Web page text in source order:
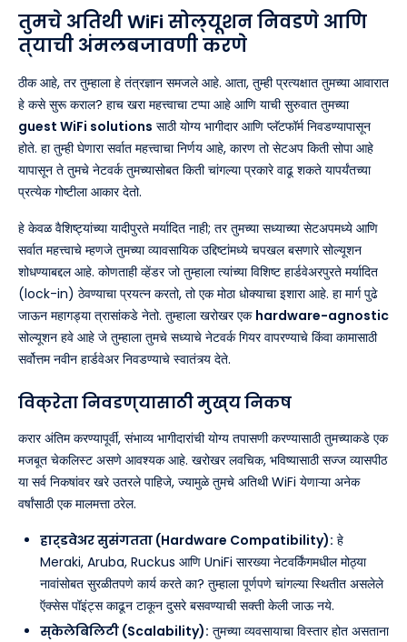
तुमचे अतिथी WiFi सोल्यूशन निवडणे आणि
त्याची अंमलबजावणी करणे
ठीक आहे, तर तुम्हाला हे तंत्रज्ञान समजले आहे. आता, तुम्ही प्रत्यक्षात तुमच्या आवारात
हे कसे सुरू कराल? हाच खरा महत्त्वाचा टप्पा आहे आणि याची सुरुवात तुमच्या
guest WiFi solutions साठी योग्य भागीदार आणि प्लॅटफॉर्म निवडण्यापासून
होते. हा तुम्ही घेणारा सर्वात महत्त्वाचा निर्णय आहे, कारण तो सेटअप किती सोपा आहे
यापासून ते तुमचे नेटवर्क तुमच्यासोबत किती चांगल्या प्रकारे वाढू शकते यापर्यंतच्या
प्रत्येक गोष्टीला आकार देतो.
हे केवळ वैशिष्ट्यांच्या यादीपुरते मर्यादित नाही; तर तुमच्या सध्याच्या सेटअपमध्ये आणि
सर्वात महत्त्वाचे म्हणजे तुमच्या व्यावसायिक उद्दिष्टांमध्ये चपखल बसणारे सोल्यूशन
शोधण्याबद्दल आहे. कोणताही व्हेंडर जो तुम्हाला त्यांच्या विशिष्ट हार्डवेअरपुरते मर्यादित
(lock-in) ठेवण्याचा प्रयत्न करतो, तो एक मोठा धोक्याचा इशारा आहे. हा मार्ग पुढे
जाऊन महागड्या त्रासांकडे नेतो. तुम्हाला खरोखर एक hardware-agnostic
सोल्यूशन हवे आहे जे तुम्हाला तुमचे सध्याचे नेटवर्क गियर वापरण्याचे किंवा कामासाठी
सर्वोत्तम नवीन हार्डवेअर निवडण्याचे स्वातंत्र्य देते.
विक्रेता निवडण्यासाठी मुख्य निकष
करार अंतिम करण्यापूर्वी, संभाव्य भागीदारांची योग्य तपासणी करण्यासाठी तुमच्याकडे एक
मजबूत चेकलिस्ट असणे आवश्यक आहे. खरोखर लवचिक, भविष्यासाठी सज्ज व्यासपीठ
या सर्व निकषांवर खरे उतरले पाहिजे, ज्यामुळे तुमचे अतिथी WiFi येणाऱ्या अनेक
वर्षांसाठी एक मालमत्ता ठरेल.
हार्डवेअर सुसंगतता (Hardware Compatibility): हे
Meraki, Aruba, Ruckus आणि UniFi सारख्या नेटवर्किंगमधील मोठ्या
नावांसोबत सुरळीतपणे कार्य करते का? तुम्हाला पूर्णपणे चांगल्या स्थितीत असलेले
ऍक्सेस पॉइंट्स काढून टाकून दुसरे बसवण्याची सक्ती केली जाऊ नये.
स्केलेबिलिटी (Scalability): तुमच्या व्यवसायाचा विस्तार होत असताना